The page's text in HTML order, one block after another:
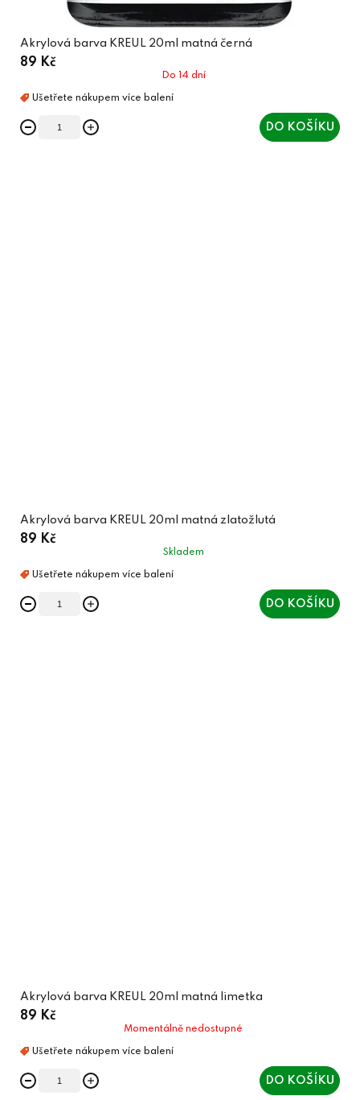
Akrylová barva KREUL 20ml matná černá
89 Kč
Do 14 dní
DO KOŠÍKU
Akrylová barva KREUL 20ml matná zlatožlutá
89 Kč
Skladem
DO KOŠÍKU
Akrylová barva KREUL 20ml matná limetka
89 Kč
Momentálně nedostupné
DO KOŠÍKU